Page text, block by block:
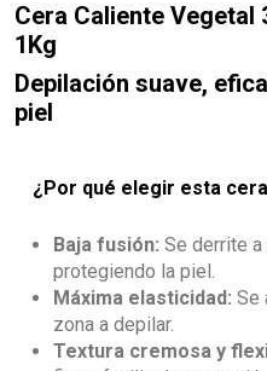
Cera Caliente Vegetal
1Kg
Depilación suave,
piel
¿Por qué elegir esta
Baja fusión: Se derrite a
protegiendo la piel.
Máxima elasticidad: Se
zona a depilar.
Textura cremosa y